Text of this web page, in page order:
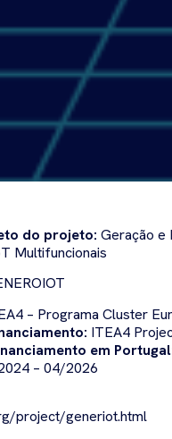
do projeto: Geração e
Multifuncionais
– Programa Cluster
ITEA4
em
– 04/2026
project/generiot.html